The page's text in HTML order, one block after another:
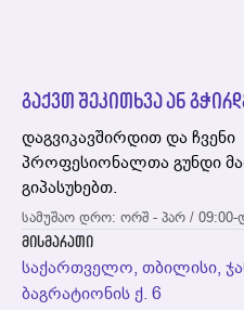
გაქვთ შეკითხვა ან
დაგვიკავშირდით და ჩვენი
პროფესიონალთა გუნდი
გიპასუხებთ.
სამუშაო დრო: ორშ - პარ / 09:00-
მისმარათი
საქართველო, თბილისი,
ბაგრატიონის ქ. 6